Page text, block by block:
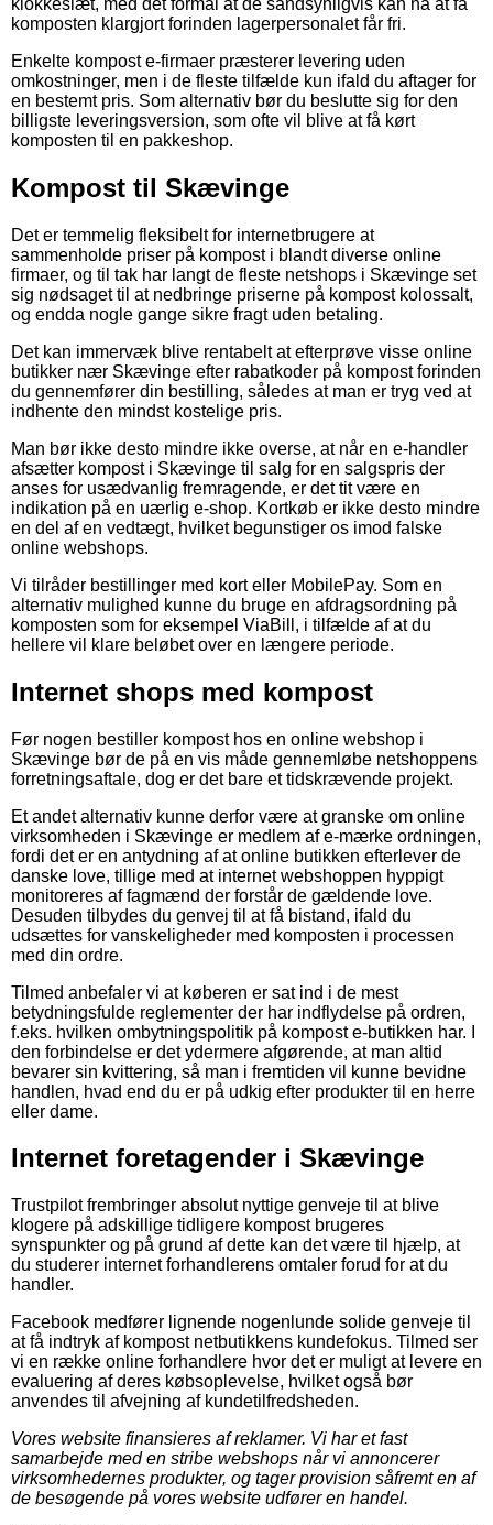
komposten klargjort forinden lagerpersonalet får fri.
Enkelte kompost e-firmaer præsterer levering uden
omkostninger, men i de fleste tilfælde kun ifald du aftager for
en bestemt pris. Som alternativ bør du beslutte sig for den
billigste leveringsversion, som ofte vil blive at få kørt
komposten til en pakkeshop.
Kompost til Skævinge
Det er temmelig fleksibelt for internetbrugere at
sammenholde priser på kompost i blandt diverse online
firmaer, og til tak har langt de fleste netshops i Skævinge set
sig nødsaget til at nedbringe priserne på kompost kolossalt,
og endda nogle gange sikre fragt uden betaling.
Det kan immervæk blive rentabelt at efterprøve visse online
butikker nær Skævinge efter rabatkoder på kompost forinden
du gennemfører din bestilling, således at man er tryg ved at
indhente den mindst kostelige pris.
Man bør ikke desto mindre ikke overse, at når en e-handler
afsætter kompost i Skævinge til salg for en salgspris der
anses for usædvanlig fremragende, er det tit være en
indikation på en uærlig e-shop. Kortkøb er ikke desto mindre
en del af en vedtægt, hvilket begunstiger os imod falske
online webshops.
Vi tilråder bestillinger med kort eller MobilePay. Som en
alternativ mulighed kunne du bruge en afdragsordning på
komposten som for eksempel ViaBill, i tilfælde af at du
hellere vil klare beløbet over en længere periode.
Internet shops med kompost
Før nogen bestiller kompost hos en online webshop i
Skævinge bør de på en vis måde gennemløbe netshoppens
forretningsaftale, dog er det bare et tidskrævende projekt.
Et andet alternativ kunne derfor være at granske om online
virksomheden i Skævinge er medlem af e-mærke ordningen,
fordi det er en antydning af at online butikken efterlever de
danske love, tillige med at internet webshoppen hyppigt
monitoreres af fagmænd der forstår de gældende love.
Desuden tilbydes du genvej til at få bistand, ifald du
udsættes for vanskeligheder med komposten i processen
med din ordre.
Tilmed anbefaler vi at køberen er sat ind i de mest
betydningsfulde reglementer der har indflydelse på ordren,
f.eks. hvilken ombytningspolitik på kompost e-butikken har. I
den forbindelse er det ydermere afgørende, at man altid
bevarer sin kvittering, så man i fremtiden vil kunne bevidne
handlen, hvad end du er på udkig efter produkter til en herre
eller dame.
Internet foretagender i Skævinge
Trustpilot frembringer absolut nyttige genveje til at blive
klogere på adskillige tidligere kompost brugeres
synspunkter og på grund af dette kan det være til hjælp, at
du studerer internet forhandlerens omtaler forud for at du
handler.
Facebook medfører lignende nogenlunde solide genveje til
at få indtryk af kompost netbutikkens kundefokus. Tilmed ser
vi en række online forhandlere hvor det er muligt at levere en
evaluering af deres købsoplevelse, hvilket også bør
anvendes til afvejning af kundetilfredsheden.
Vores website finansieres af reklamer. Vi har et fast
samarbejde med en stribe webshops når vi annoncerer
virksomhedernes produkter, og tager provision såfremt en af
de besøgende på vores website udfører en handel.